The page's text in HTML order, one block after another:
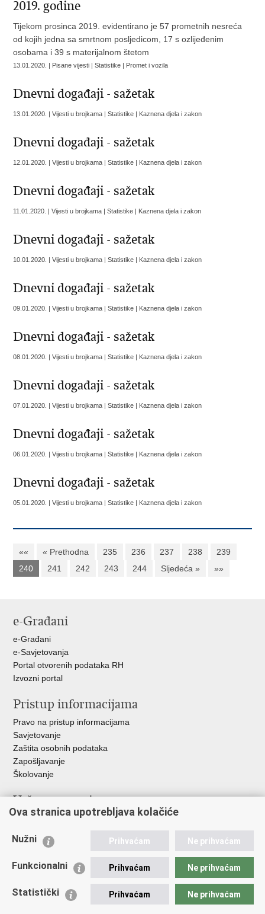
2019. godine
Tijekom prosinca 2019. evidentirano je 57 prometnih nesreća
od kojih jedna sa smrtnom posljedicom, 17 s ozlijeđenim
osobama i 39 s materijalnom štetom
13.01.2020. | Pisane vijesti | Statistike | Promet i vozila
Dnevni događaji - sažetak
13.01.2020. | Vijesti u brojkama | Statistike | Kaznena djela i zakon
Dnevni događaji - sažetak
12.01.2020. | Vijesti u brojkama | Statistike | Kaznena djela i zakon
Dnevni događaji - sažetak
11.01.2020. | Vijesti u brojkama | Statistike | Kaznena djela i zakon
Dnevni događaji - sažetak
10.01.2020. | Vijesti u brojkama | Statistike | Kaznena djela i zakon
Dnevni događaji - sažetak
09.01.2020. | Vijesti u brojkama | Statistike | Kaznena djela i zakon
Dnevni događaji - sažetak
08.01.2020. | Vijesti u brojkama | Statistike | Kaznena djela i zakon
Dnevni događaji - sažetak
07.01.2020. | Vijesti u brojkama | Statistike | Kaznena djela i zakon
Dnevni događaji - sažetak
06.01.2020. | Vijesti u brojkama | Statistike | Kaznena djela i zakon
Dnevni događaji - sažetak
05.01.2020. | Vijesti u brojkama | Statistike | Kaznena djela i zakon
«« « Prethodna 235 236 237 238
239
240
241 242 243 244 Sljedeća » »»
e-Građani
e-Građani
e-Savjetovanja
Portal otvorenih podataka RH
Izvozni portal
Pristup informacijama
Pravo na pristup informacijama
Savjetovanje
Zaštita osobnih podataka
Zapošljavanje
Školovanje
Važne poveznice
Ministarstvo unutarnjih poslova
Udruge
Policijska akademija
Zaklada policijske solidarnosti
Ova stranica upotrebljava kolačiće
Nužni Prihvaćam Ne prihvaćam
Funkcionalni Prihvaćam Ne prihvaćam
Statistički Prihvaćam Ne prihvaćam